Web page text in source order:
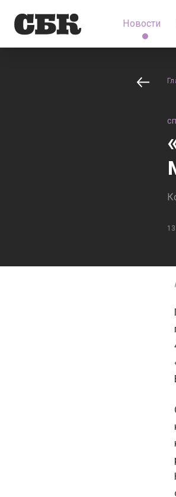
Новости